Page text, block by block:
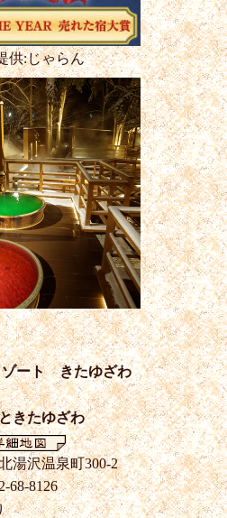
供:じゃらん
ゾート きたゆざわ
きたゆざわ
湯沢温泉町300-2
68-8126